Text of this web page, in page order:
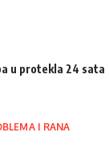
u protekla 24 sata
I RANA